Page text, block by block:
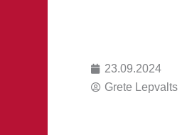
23.09.2024
Grete Lepvalts